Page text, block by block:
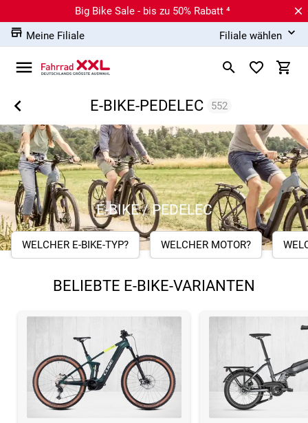
Big Bike Sale - bis zu 50% Rabatt ⁴
Meine Filiale
Filiale wählen
E-BIKE-PEDELEC 552
E-BIKE / PEDELEC
WELCHER E-BIKE-TYP? WELCHER MOTOR?
BELIEBTE E-BIKE-VARIANTEN